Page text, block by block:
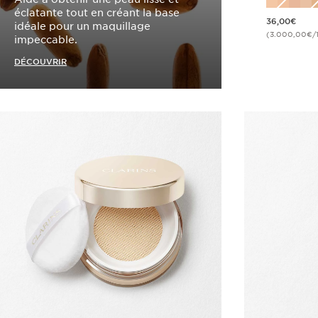
éclatante tout en créant la base
idéale pour un maquillage
impeccable.
DÉCOUVRIR
36,00€
(3.000,00€/